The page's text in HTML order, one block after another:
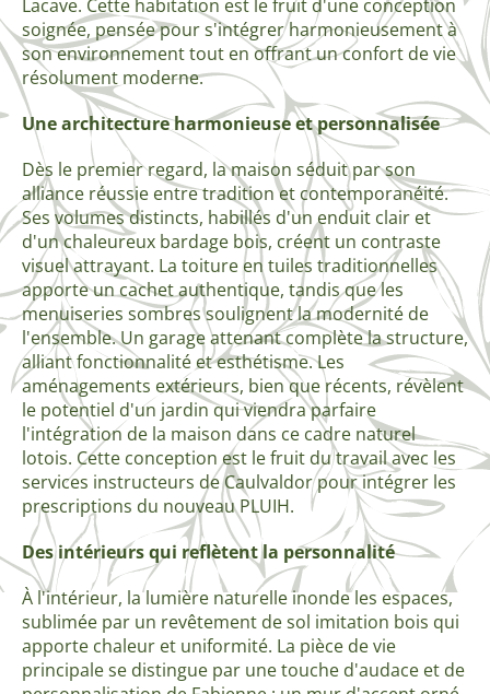
Lacave. Cette habitation est le fruit d'une conception
soignée, pensée pour s'intégrer harmonieusement à
son environnement tout en offrant un confort de vie
résolument moderne.
Une architecture harmonieuse et personnalisée
Dès le premier regard, la maison séduit par son
alliance réussie entre tradition et contemporanéité.
Ses volumes distincts, habillés d'un enduit clair et
d'un chaleureux bardage bois, créent un contraste
visuel attrayant. La toiture en tuiles traditionnelles
apporte un cachet authentique, tandis que les
menuiseries sombres soulignent la modernité de
l'ensemble. Un garage attenant complète la structure,
alliant fonctionnalité et esthétisme. Les
aménagements extérieurs, bien que récents, révèlent
le potentiel d'un jardin qui viendra parfaire
l'intégration de la maison dans ce cadre naturel
lotois. Cette conception est le fruit du travail avec les
services instructeurs de Caulvaldor pour intégrer les
prescriptions du nouveau PLUIH.
Des intérieurs qui reflètent la personnalité
À l'intérieur, la lumière naturelle inonde les espaces,
sublimée par un revêtement de sol imitation bois qui
apporte chaleur et uniformité. La pièce de vie
principale se distingue par une touche d'audace et de